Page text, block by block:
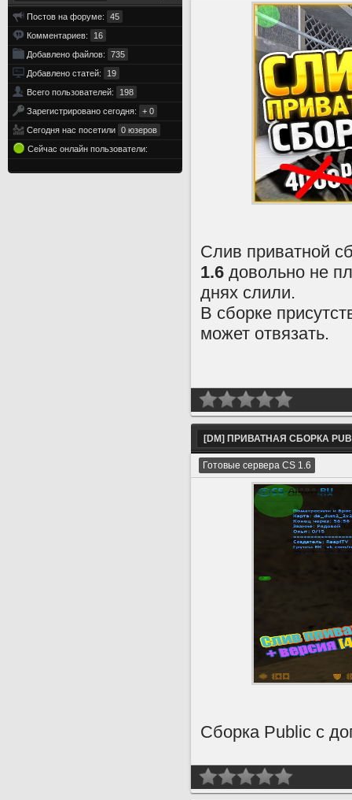
Постов на форуме:
45
Комментариев:
16
Добавлено файлов:
735
Добавлено статей:
19
Всего пользователей:
198
Зарегистрировано сегодня:
+ 0
Сегодня нас посетили 0 юзеров
Сейчас онлайн пользователи:
Слив приватной
1.6 довольно не
днях слили.
В сборке
может отвязать.
[DM] ПРИВАТНАЯ СБОРКА
Готовые сервера CS 1.6
Сборка Public с